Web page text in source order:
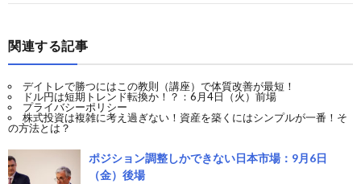
関連する記事
デイトレで勝つにはこの教則（講座）で体質改善が最短！
ドル円は短期トレンド転換か！？：6月4日（火）前場
プライバシーポリシー
株式投資は複雑に考え過ぎない！資産を築くにはシンプルが一番！そ
の方法とは？
ポジション調整しかできない日本市場：9月6日
（金）後場